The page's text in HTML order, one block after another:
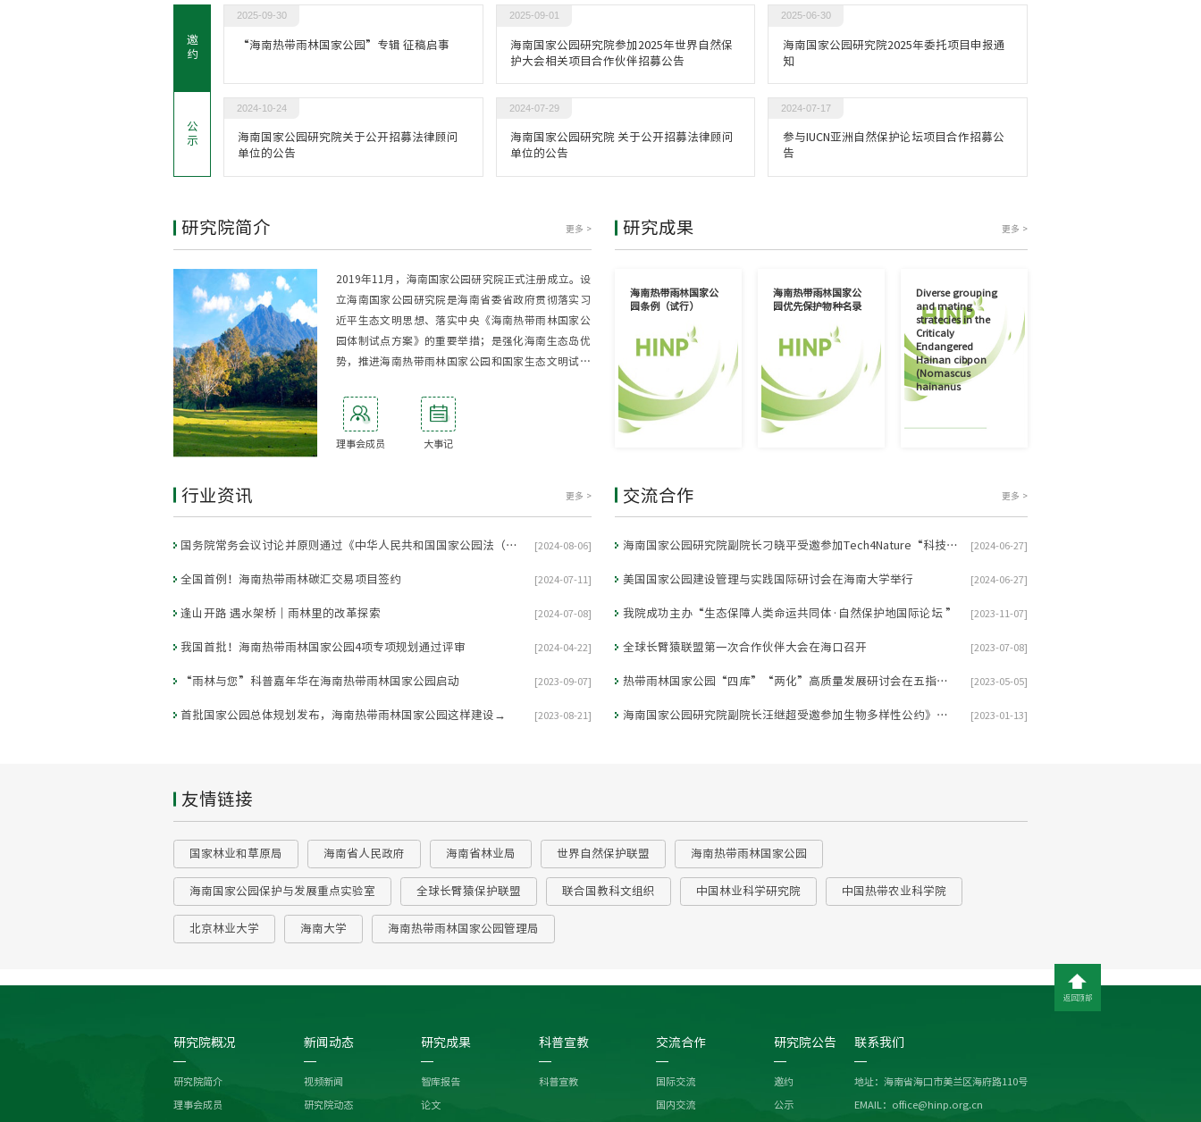
邀
约
公
示
2025-09-30
“海南热带雨林国家公园”专辑 征稿启事
2025-09-01
海南国家公园研究院参加2025年世界自然保
护大会相关项目合作伙伴招募公告
2025-06-30
海南国家公园研究院2025年委托项目申报通
知
2024-10-24
海南国家公园研究院关于公开招募法律顾问
单位的公告
2024-07-29
海南国家公园研究院 关于公开招募法律顾问
单位的公告
2024-07-17
参与IUCN亚洲自然保护论坛项目合作招募公
告
研究院简介 更多 >
2019年11月，海南国家公园研究院正式注册成立。设
立海南国家公园研究院是海南省委省政府贯彻落实习
近平生态文明思想、落实中央《海南热带雨林国家公
园体制试点方案》的重要举措；是强化海南生态岛优
势，推进海南热带雨林国家公园和国家生态文明试验
理事会成员 大事记
研究成果 更多 >
海南热带雨林国家公
园条例（试行）
海南热带雨林国家公
园优先保护物种名录
Diverse grouping
and mating
stratecies in the
Criticaly
Endangered
Hainan cibpon
(Nomascus
hainanus
行业资讯 更多 >
[2024-08-06]
国务院常务会议讨论并原则通过《中华人民共和国国家公园法（草案）》
[2024-07-11]
全国首例！海南热带雨林碳汇交易项目签约
[2024-07-08]
逢山开路 遇水架桥｜雨林里的改革探索
[2024-04-22]
我国首批！海南热带雨林国家公园4项专项规划通过评审
[2023-09-07]
“雨林与您”科普嘉年华在海南热带雨林国家公园启动
[2023-08-21]
首批国家公园总体规划发布，海南热带雨林国家公园这样建设→
交流合作 更多 >
[2024-06-27]
海南国家公园研究院副院长刁晓平受邀参加Tech4Nature“科技守护自然” 2024 全球主题峰会
[2024-06-27]
美国国家公园建设管理与实践国际研讨会在海南大学举行
[2023-11-07]
我院成功主办“生态保障人类命运共同体·自然保护地国际论坛 ”
[2023-07-08]
全球长臂猿联盟第一次合作伙伴大会在海口召开
[2023-05-05]
热带雨林国家公园“四库”“两化”高质量发展研讨会在五指山市召开
[2023-01-13]
海南国家公园研究院副院长汪继超受邀参加生物多样性公约》第十五次缔约方大会第二阶段会议并接受《焦点访谈》采访
友情链接
国家林业和草原局 海南省人民政府 海南省林业局 世界自然保护联盟 海南热带雨林国家公园
海南国家公园保护与发展重点实验室 全球长臂猿保护联盟 联合国教科文组织 中国林业科学研究院 中国热带农业科学院
北京林业大学 海南大学 海南热带雨林国家公园管理局
返回顶部
研究院概况
研究院简介
理事会成员
新闻动态
视频新闻
研究院动态
研究成果
智库报告
论文
科普宣教
科普宣教
交流合作
国际交流
国内交流
研究院公告
邀约
公示
联系我们
地址：海南省海口市美兰区海府路110号
EMAIL：office@hinp.org.cn